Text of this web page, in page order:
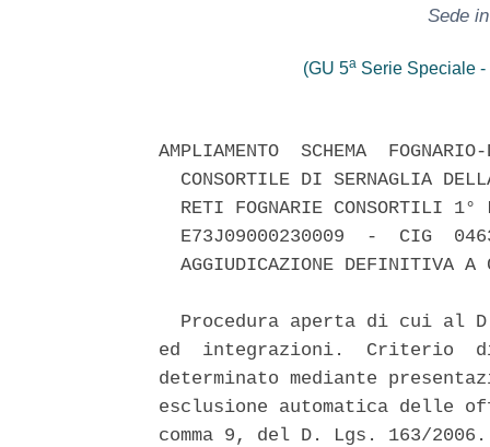
Sede
(GU 5aSerie Speciale -
AMPLIAMENTO  SCHEMA
CONSORTILE DI SERNAGLIA
RETI FOGNARIE CONSORTILI 1°
E73J09000230009  -  CIG
AGGIUDICAZIONE DEFINITIVA
Procedura aperta di cui al
ed  integrazioni.  Criterio
determinato mediante
esclusione automatica delle
comma 9, del D. Lgs. 163/